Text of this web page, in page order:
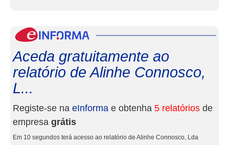
Aceda gratuitamente ao
relatório de Alinhe Connosco,
L...
Registe-se na eInforma e obtenha 5 relatórios de
empresa grátis
Em 10 segundos terá acesso ao relatório de Alinhe Connosco, Lda